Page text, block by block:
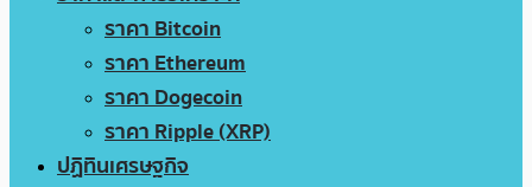
ราคา Bitcoin
ราคา Ethereum
ราคา Dogecoin
ราคา Ripple (XRP)
ปฏิทินเศรษฐกิจ